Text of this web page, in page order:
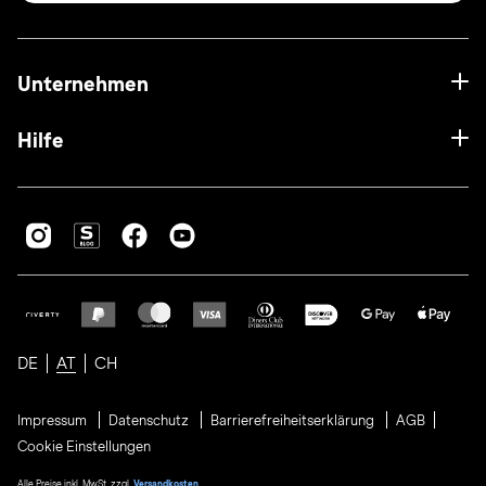
Unternehmen
Hilfe
DE AT CH
Impressum Datenschutz Barrierefreiheitserklärung
AGB
Cookie Einstellungen
Alle Preise inkl. MwSt. zzgl. Versandkosten